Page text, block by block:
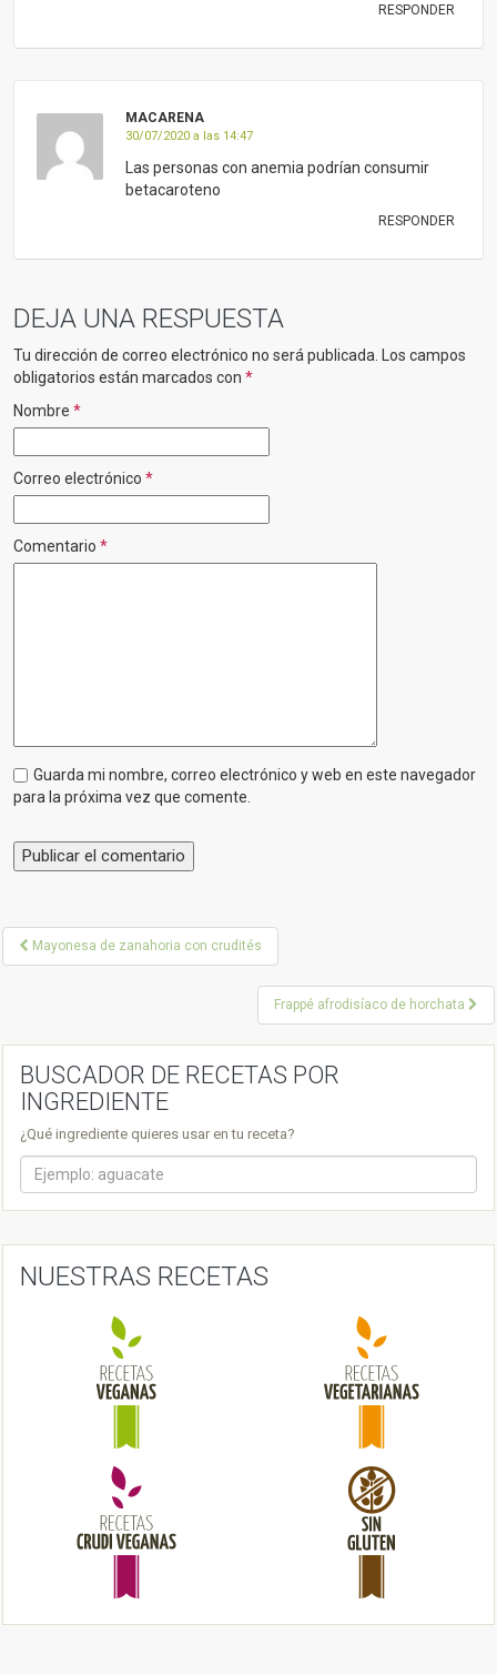
RESPONDER
MACARENA
30/07/2020 a las 14:47
Las personas con anemia podrían consumir
betacaroteno
RESPONDER
DEJA UNA RESPUESTA
Tu dirección de correo electrónico no será publicada.
Los campos
obligatorios están marcados con *
Nombre *
Correo electrónico *
Comentario *
Guarda mi nombre, correo electrónico y web en este navegador
para la próxima vez que comente.
P
t
i
g
Mayonesa de zanahoria con crudités
Frappé afrodisíaco de horchata
BUSCADOR DE RECETAS POR
INGREDIENTE
¿Qué ingrediente quieres usar en tu receta?
NUESTRAS RECETAS